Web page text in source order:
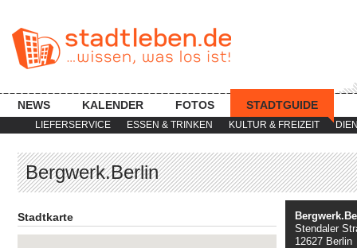
LIEFERSERVICE ESSEN & TRINKEN KULTUR & FREIZEIT
NEWS KALENDER FOTOS STADTGUIDE
Bergwerk.Berlin
Stadtkarte
Stendaler
12627 Berlin